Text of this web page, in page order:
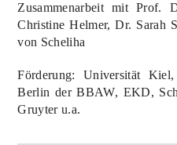
Zusammenarbeit mit Prof.
Christine Helmer, Dr. Sarah
von Scheliha
Förderung: Universität
Berlin der BBAW, EKD,
Gruyter u.a.